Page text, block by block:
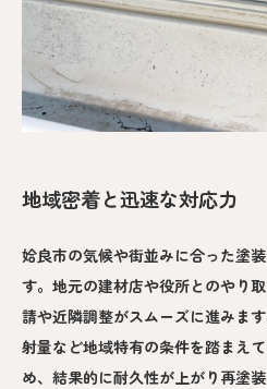
地域密着と迅速な対応力
姶良市の気候や街並みに合った塗
す。地元の建材店や役所とのやり
請や近隣調整がスムーズに進みま
射量など地域特有の条件を踏まえ
め、結果的に耐久性が上がり再塗